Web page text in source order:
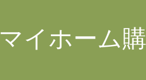
マイホーム